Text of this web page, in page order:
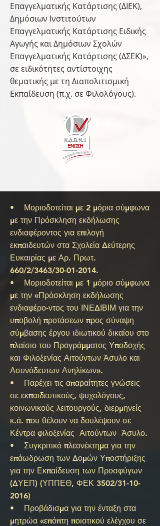
Επαγγελματικής Κατάρτισης (ΔΙΕΚ),
Δημόσιων Ινστιτούτων
Επαγγελματικής Κατάρτισης Ειδικής
Αγωγής και Δημόσιων Σχολών
Επαγγελματικής Κατάρτισης (ΔΣΕΚ)»,
σε ειδικότητες αντίστοιχης
θεματικής με τη Διαπολιτισμική
Εκπαίδευση (π.χ. σε Φιλολόγους).
• Μοριοδοτείται με 2 μόρια σύμφωνα
με την Πρόσκληση εκδήλωσης
ενδιαφέροντος για επιλογή
εκπαιδευτών στα Σχολεία Δεύτερης
Ευκαιρίας με Αρ. Πρωτ.
660/2/3463/30-01-2014.
• Μοριοδοτείται με 1 μόριο σύμφωνα
με την «Πρόσκληση εκδήλωσης
ενδιαφέρο-ντος του ΙΝΕΔΙΒΙΜ για την
υποβολή προτάσεων προς σύναψη
σύμβασης έργου ιδιωτικού δικαίου στο
πλαίσιο του Προγράμματος Υποδοχής
και Φιλοξενίας Αιτούντων Άσυλο και
Ασυνόδευτων Ανηλίκων».
• Παρέχει τις απαραίτητες γνώσεις
σε εκπαιδευτικούς, ψυχολόγους,
κοινωνικούς λειτουργούς, διερμηνείς
κ.ά. που θέλουν να δουλέψουν σε
Κέντρα φιλοξενίας Αιτούντων Άσυλο.
• Συγκριτικό πλεονέκτημα για την
επάωδρωση των Δομών Υποστήριξης
για την Εκπαίδευση των Προσφύγων
(ΔΥΕΠ) (ΥΠΠΕΘ, ΦΕΚ 3502/31-10-
2016)
• Προβάδισμα για την ένταξη στα
μητρώα «επόπτη ποιοτικού ελέγχου σε